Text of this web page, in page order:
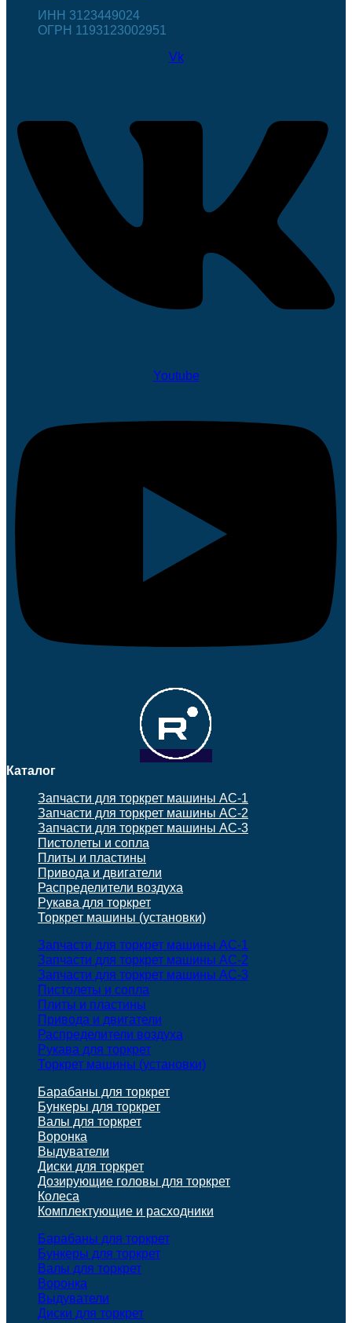
ИНН 3123449024
ОГРН 1193123002951
Vk
Youtube
Каталог
Запчасти для торкрет машины АС-1
Запчасти для торкрет машины АС-2
Запчасти для торкрет машины АС-3
Пистолеты и сопла
Плиты и пластины
Привода и двигатели
Распределители воздуха
Рукава для торкрет
Торкрет машины (установки)
Запчасти для торкрет машины АС-1
Запчасти для торкрет машины АС-2
Запчасти для торкрет машины АС-3
Пистолеты и сопла
Плиты и пластины
Привода и двигатели
Распределители воздуха
Рукава для торкрет
Торкрет машины (установки)
Барабаны для торкрет
Бункеры для торкрет
Валы для торкрет
Воронка
Выдуватели
Диски для торкрет
Дозирующие головы для торкрет
Колеса
Комплектующие и расходники
Барабаны для торкрет
Бункеры для торкрет
Валы для торкрет
Воронка
Выдуватели
Диски для торкрет